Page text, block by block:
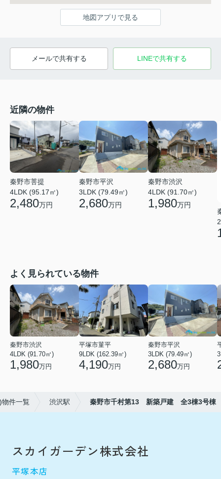
地図アプリで見る
メールで共有する LINEで共有する
近隣の物件
秦野市菩提
4LDK (95.17㎡)
2,480万円
秦野市平沢
3LDK (79.49㎡)
2,680万円
秦野市渋沢
4LDK (91.70㎡)
1,980万円
よく見られている物件
秦野市渋沢
4LDK (91.70㎡)
1,980万円
平塚市菫平
9LDK (162.39㎡)
4,190万円
秦野市平沢
3LDK (79.49㎡)
2,680万円
物件一覧 渋沢駅 秦野市千村第13 新築戸建 全3棟3号棟
スカイガーデン株式会社
平塚本店